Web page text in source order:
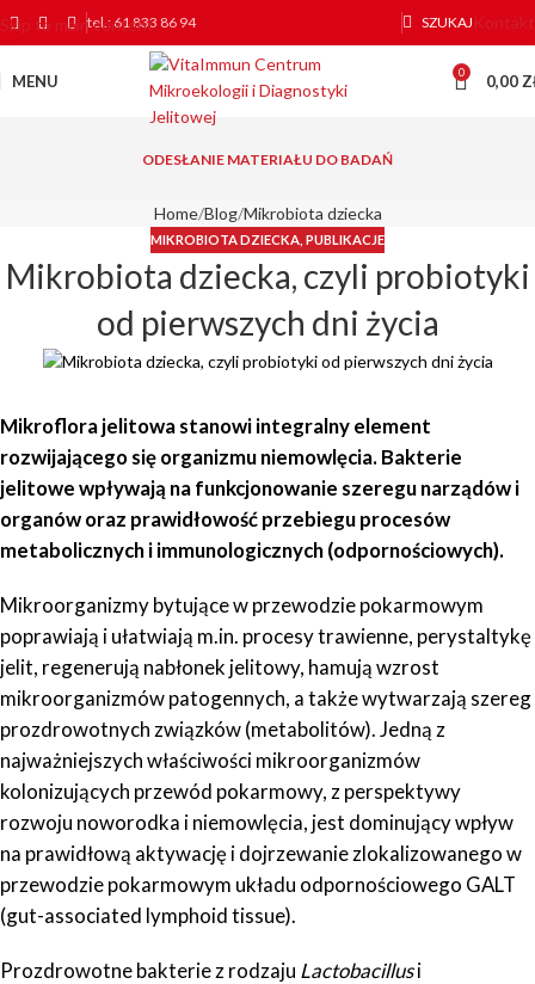
Skip to main content
tel.: 61 833 86 94 SZUKAJ Kontakt
MENU 0 0,00
ODESŁANIE MATERIAŁU DO BADAŃ
Home Blog Mikrobiota dziecka
MIKROBIOTA DZIECKA PUBLIKACJE
Mikrobiota dziecka, czyli probiotyki
od pierwszych dni życia
Mikroflora jelitowa stanowi integralny element
rozwijającego się organizmu niemowlęcia. Bakterie
jelitowe wpływają na funkcjonowanie szeregu narządów i
organów oraz prawidłowość przebiegu procesów
metabolicznych i immunologicznych (odpornościowych).
Mikroorganizmy bytujące w przewodzie pokarmowym
poprawiają i ułatwiają m.in. procesy trawienne, perystaltykę
jelit, regenerują nabłonek jelitowy, hamują wzrost
mikroorganizmów patogennych, a także wytwarzają szereg
prozdrowotnych związków (metabolitów). Jedną z
najważniejszych właściwości mikroorganizmów
kolonizujących przewód pokarmowy, z perspektywy
rozwoju noworodka i niemowlęcia, jest dominujący wpływ
na prawidłową aktywację i dojrzewanie zlokalizowanego w
przewodzie pokarmowym układu odpornościowego GALT
(gut-associated lymphoid tissue).
Prozdrowotne bakterie z rodzaju Lactobacillusi